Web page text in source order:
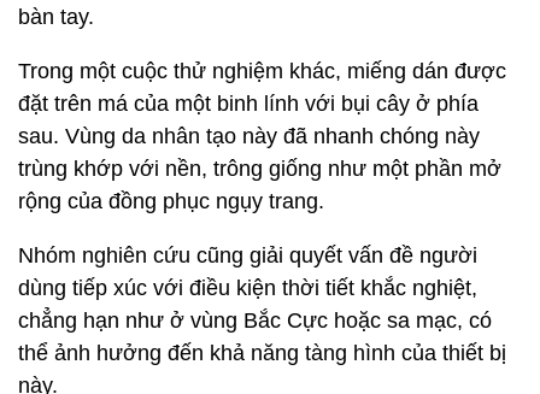
bàn tay.
Trong một cuộc thử nghiệm khác, miếng dán được
đặt trên má của một binh lính với bụi cây ở phía
sau. Vùng da nhân tạo này đã nhanh chóng này
trùng khớp với nền, trông giống như một phần mở
rộng của đồng phục ngụy trang.
Nhóm nghiên cứu cũng giải quyết vấn đề người
dùng tiếp xúc với điều kiện thời tiết khắc nghiệt,
chẳng hạn như ở vùng Bắc Cực hoặc sa mạc, có
thể ảnh hưởng đến khả năng tàng hình của thiết bị
này.